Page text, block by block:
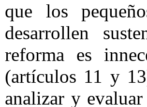
que los
desarrollen
reforma es
(artículos 11 y
analizar y